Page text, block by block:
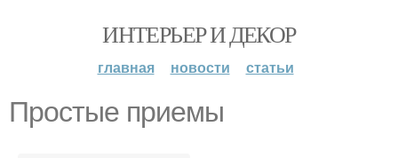
ИНТЕРЬЕР И ДЕКОР
главная новости статьи
Простые приемы